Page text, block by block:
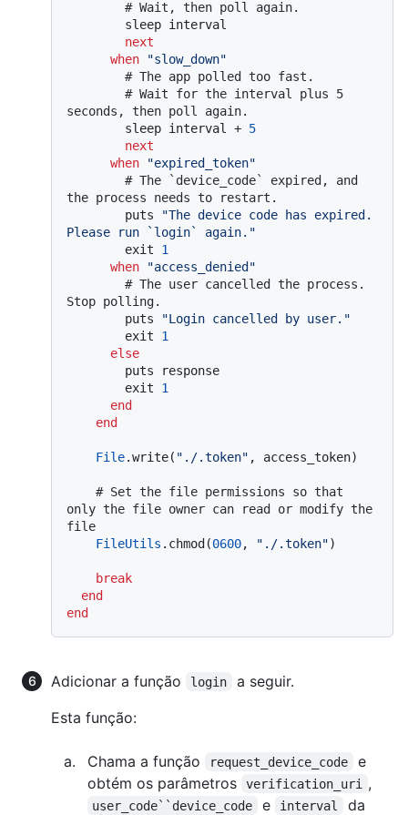
# Wait, then poll again.
next
when
"slow_down"
# The app polled too fast.
# Wait for the interval plus 5
seconds, then poll again.
        sleep interval +
5
next
when
"expired_token"
# The `device_code` expired, and
the process needs to restart.
        puts
"The device code has expired.
Please run `login` again."
        exit
1
when
"access_denied"
# The user cancelled the process.
Stop polling.
        puts
"Login cancelled by user."
        exit
1
else
        exit
1
end
end
File.write( "./.token" , access_token)
# Set the file permissions so that
only the file owner can read or modify the
file
FileUtils .chmod(0600, "./.token")
break
end
end
Adicionar a função login
a seguir.
Esta função:
Chama a função request_device_code
e
obtém os parâmetros
verification_uri ,
user_code``device_code e interval
da